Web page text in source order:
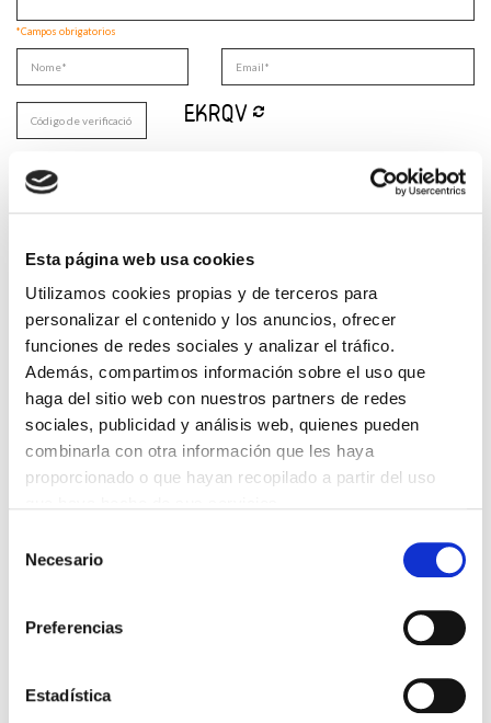
Esta página web usa cookies
Utilizamos cookies propias y de terceros para
personalizar el contenido y los anuncios, ofrecer
funciones de redes sociales y analizar el tráfico.
Además, compartimos información sobre el uso que
haga del sitio web con nuestros partners de redes
sociales, publicidad y análisis web, quienes pueden
combinarla con otra información que les haya
proporcionado o que hayan recopilado a partir del uso
Necesario
Preferencias
Estadística
*Campos obrigatorios
DESTACADAS
SANIDAD CREA UN DIPLOMA OFICIAL PARA RECONOCER LA
LABOR DE LOS TUTORES DE RESIDENTES
LA ALIANZA MÉDICA POR LA SALUD PLANETARIA SE ADHIERE
03/08/2026
PREMIOS DE LA REAL ACADEMIA DE MEDICINA DE GALICIA
2026
31/07/2026
28/07/2026
EL COLEGIO MÉDICO DE OURENSE CONVOCA EL I CERTAMEN
DE CASOS CLÍNICOS PARA MÉDICOS INTERNOS RESIDENTES
(MIR)
TRÁFICO SUPRIME LAS EXENCIONES MÉDICAS PARA EL USO